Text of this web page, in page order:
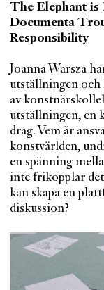
The Elephant is
Documenta
Responsibility
Joanna Warsza
utställningen
av
utställningen, en
drag. Vem är
konstvärlden,
en spänning
inte frikopplar
kan skapa en
diskussion?